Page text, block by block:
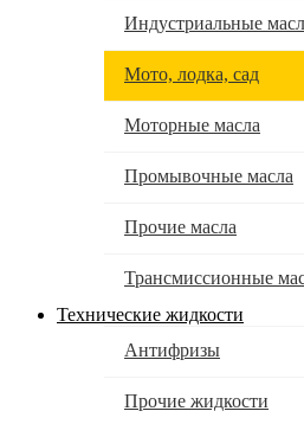
Индустриальные
Мото, лодка, сад
Моторные масла
Промывочные масла
Прочие масла
Трансмиссионные
Технические жидкости
Антифризы
Прочие жидкости